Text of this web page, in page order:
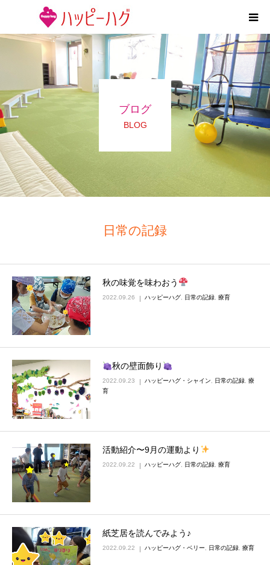
ブログ
BLOG
日常の記録
秋の味覚を味わおう
2022.09.26 ハッピーハグ 日常の記録 療育
秋の壁面飾り
2022.09.23 ハッピーハグ・シャイン, 日常の記録, 療
育
活動紹介〜9月の運動より
2022.09.22 ハッピーハグ 日常の記録 療育
紙芝居を読んでみよう♪
2022.09.22 ハッピーハグ・ベリー, 日常の記録, 療育
2つの特徴
5領域支援とお約束
施設紹介
求人情報